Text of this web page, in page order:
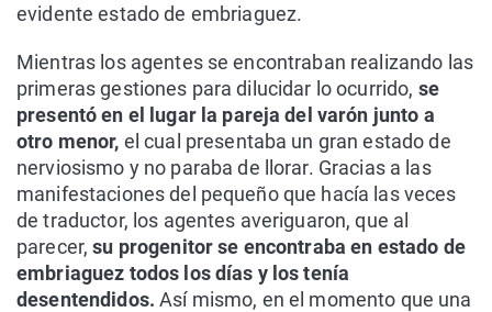
evidente estado de embriaguez.
Mientras los agentes se encontraban realizando las
primeras gestiones para dilucidar lo ocurrido, se
presentó en el lugar la pareja del varón junto a
otro menor, el cual presentaba un gran estado de
nerviosismo y no paraba de llorar. Gracias a las
manifestaciones del pequeño que hacía las veces
de traductor, los agentes averiguaron, que al
parecer,su progenitor se encontraba en estado de
embriaguez todos los días y los tenía
desentendidos. Así mismo, en el momento que una